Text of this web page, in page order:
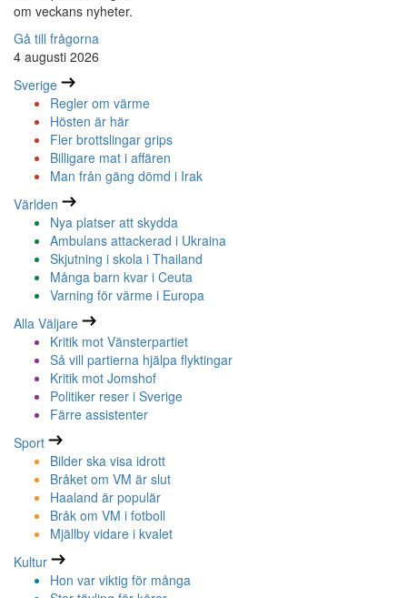
om veckans nyheter.
Gå till frågorna
4 augusti 2026
Sverige
Regler om värme
Hösten är här
Fler brottslingar grips
Billigare mat i affären
Man från gäng dömd i Irak
Världen
Nya platser att skydda
Ambulans attackerad i Ukraina
Skjutning i skola i Thailand
Många barn kvar i Ceuta
Varning för värme i Europa
Alla Väljare
Kritik mot Vänsterpartiet
Så vill partierna hjälpa flyktingar
Kritik mot Jomshof
Politiker reser i Sverige
Färre assistenter
Sport
Bilder ska visa idrott
Bråket om VM är slut
Haaland är populär
Bråk om VM i fotboll
Mjällby vidare i kvalet
Kultur
Hon var viktig för många